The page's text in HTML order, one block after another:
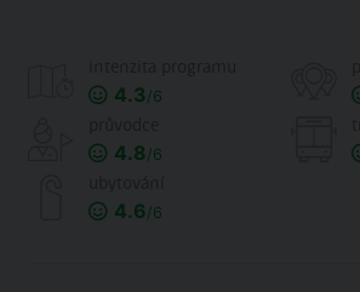
4.3/6
4.8/6
4.6/6